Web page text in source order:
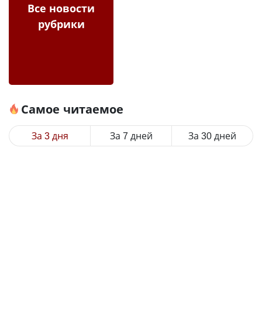
Все новости
рубрики
Самое читаемое
За 3 дня За 7 дней За 30 дней